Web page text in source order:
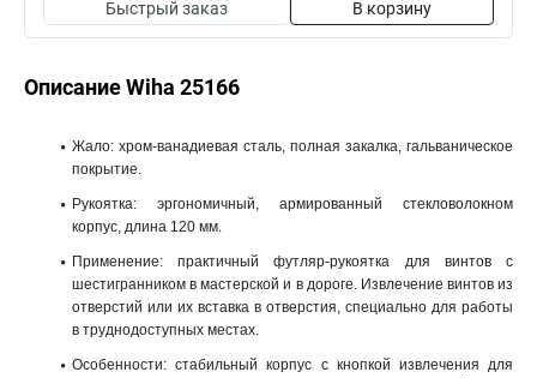
Быстрый заказ В корзину
Описание Wiha 25166
Жало: хром-ванадиевая сталь, полная закалка, гальваническое
покрытие.
Рукоятка: эргономичный, армированный стекловолокном
корпус, длина 120 мм.
Применение: практичный футляр-рукоятка для винтов с
шестигранником в мастерской и в дороге. Извлечение винтов из
отверстий или их вставка в отверстия, специально для работы
в труднодоступных местах.
Особенности: стабильный корпус с кнопкой извлечения для